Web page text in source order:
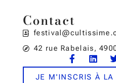
Contact
42 rue Rabelais,
JE M'INSCRIS À LA